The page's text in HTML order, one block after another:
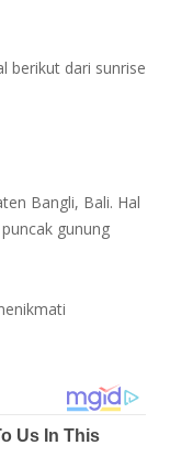
berikut dari sunrise
Bangli, Bali. Hal
gunung